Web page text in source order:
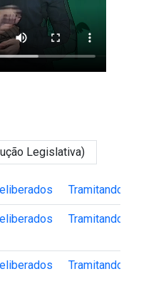
Legislativa)
Tramitando
Tramitando
Tramitando